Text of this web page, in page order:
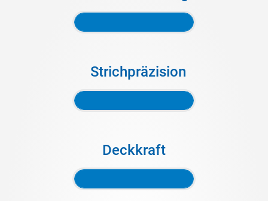
Strichpräzision
Deckkraft